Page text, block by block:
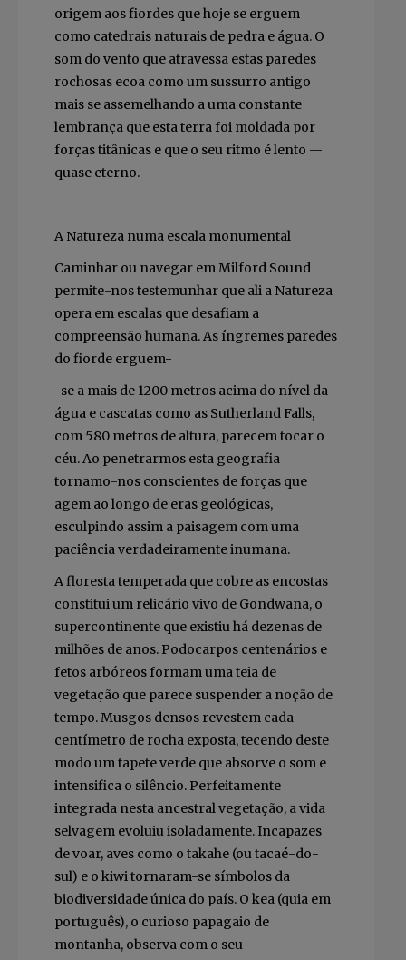
origem aos fiordes que hoje se erguem
como catedrais naturais de pedra e água. O
som do vento que atravessa estas paredes
rochosas ecoa como um sussurro antigo
mais se assemelhando a uma constante
lembrança que esta terra foi moldada por
forças titânicas e que o seu ritmo é lento —
quase eterno.
A Natureza numa escala monumental
Caminhar ou navegar em Milford Sound
permite-nos testemunhar que ali a Natureza
opera em escalas que desafiam a
compreensão humana. As íngremes paredes
do fiorde erguem-
-se a mais de 1200 metros acima do nível da
água e cascatas como as Sutherland Falls,
com 580 metros de altura, parecem tocar o
céu. Ao penetrarmos esta geografia
tornamo-nos conscientes de forças que
agem ao longo de eras geológicas,
esculpindo assim a paisagem com uma
paciência verdadeiramente inumana.
A floresta temperada que cobre as encostas
constitui um relicário vivo de Gondwana, o
supercontinente que existiu há dezenas de
milhões de anos. Podocarpos centenários e
fetos arbóreos formam uma teia de
vegetação que parece suspender a noção de
tempo. Musgos densos revestem cada
centímetro de rocha exposta, tecendo deste
modo um tapete verde que absorve o som e
intensifica o silêncio. Perfeitamente
integrada nesta ancestral vegetação, a vida
selvagem evoluiu isoladamente. Incapazes
de voar, aves como o takahe (ou tacaé-do-
sul) e o kiwi tornaram-se símbolos da
biodiversidade única do país. O kea (quia em
português), o curioso papagaio de
montanha, observa com o seu